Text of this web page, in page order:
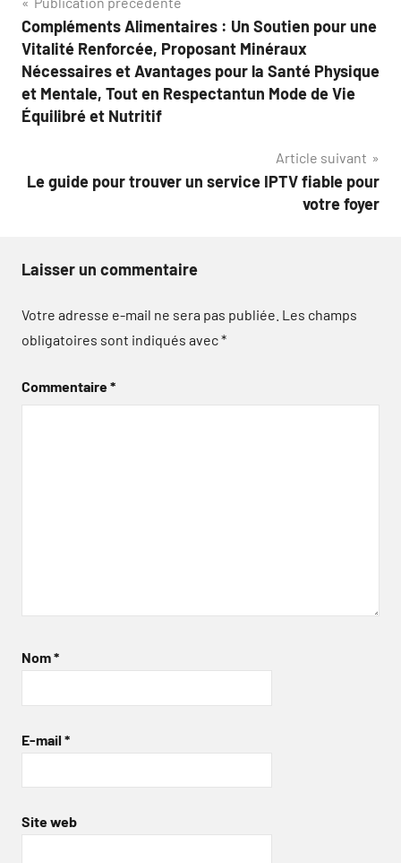
Navigation
de
l’article
Compléments Alimentaires : Un Soutien pour une
Vitalité Renforcée, Proposant Minéraux
Nécessaires et Avantages pour la Santé Physique
et Mentale, Tout en Respectantun Mode de Vie
Équilibré et Nutritif
Article suivant
Le guide pour trouver un service IPTV fiable pour
votre foyer
Laisser un commentaire
Votre adresse e-mail ne sera pas publiée. Les champs
obligatoires sont indiqués avec*
Commentaire*
Nom*
E-mail *
Site web